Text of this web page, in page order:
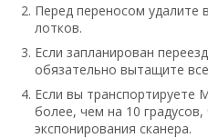
Перед переносом удалите
лотков.
Если запланирован
обязательно вытащите
Если вы транспортируете
более, чем на 10
экспонирования сканера.